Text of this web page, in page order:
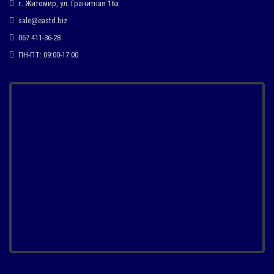
г. Житомир, ул. Гранитная 16а
sale@eastd.biz
067 411-36-28
ПН-ПТ: 09:00-17:00